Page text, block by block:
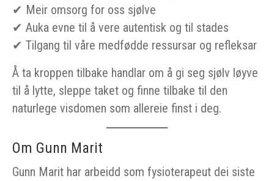
✔ Meir omsorg for oss sjølve
✔ Auka evne til å vere autentisk og til stades
✔ Tilgang til våre medfødde ressursar og refleksar
Å ta kroppen tilbake handlar om å gi seg sjølv løyve
til å lytte, sleppe taket og finne tilbake til den
naturlege visdomen som allereie finst i deg.
Om Gunn Marit
Gunn Marit har arbeidd som fysioterapeut dei siste